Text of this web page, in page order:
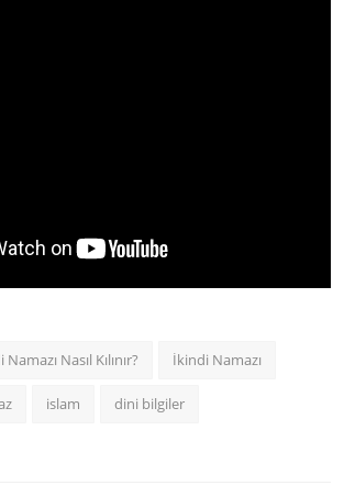
Nasıl Kılınır? İkindi Namazı
islam dini bilgiler